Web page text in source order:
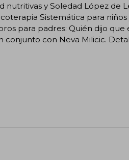
nutritivas y Soledad López de
Sistemática para
para padres: Quién dijo
conjunto con Neva Milicic.